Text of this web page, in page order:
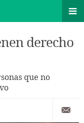
derecho
que no